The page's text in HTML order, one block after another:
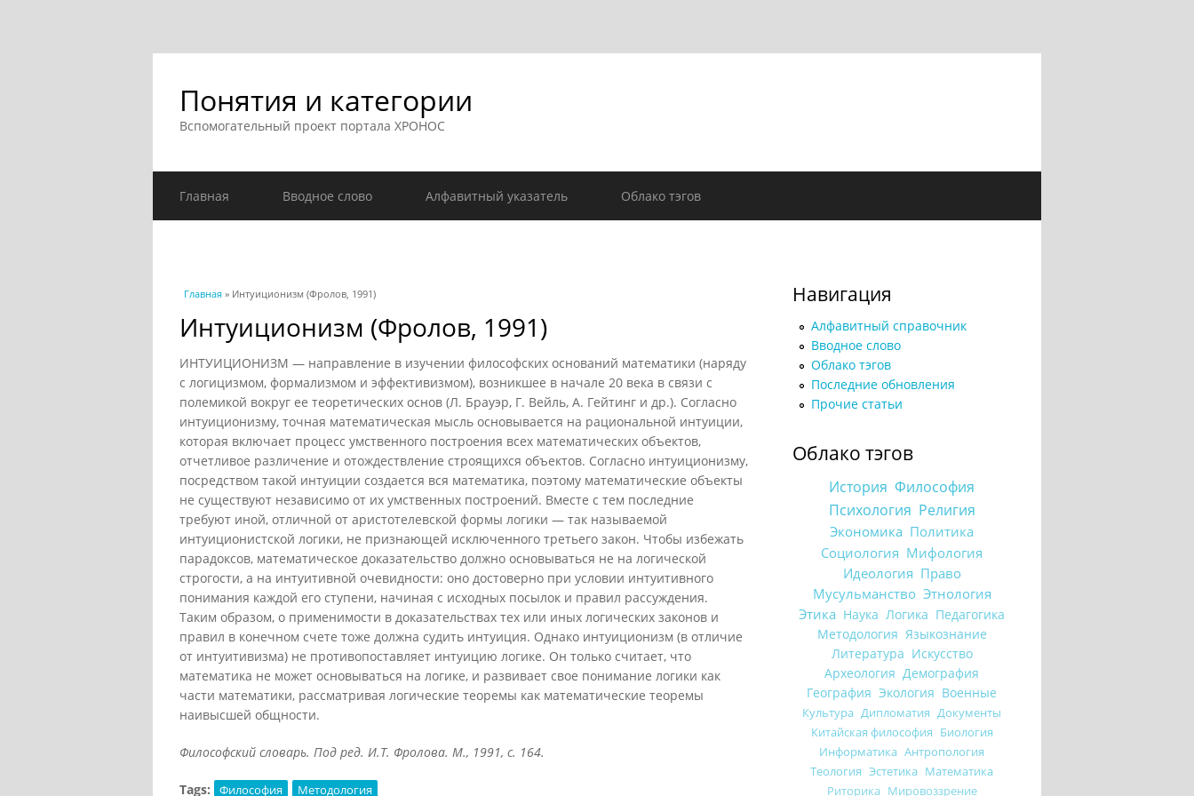
Понятия и категории
Вспомогательный проект портала ХРОНОС
Главная Вводное слово Алфавитный указатель Облако тэгов
Вы здесь
Главная » Интуиционизм (Фролов, 1991)
Интуиционизм (Фролов, 1991)
ИНТУИЦИОНИЗМ — направление в изучении философских оснований математики (наряду
с логицизмом, формализмом и эффективизмом), возникшее в начале 20 века в связи с
полемикой вокруг ее теоретических основ (Л. Брауэр, Г. Вейль, А. Гейтинг и др.). Согласно
интуиционизму, точная математическая мысль основывается на рациональной интуиции,
которая включает процесс умственного построения всех математических объектов,
отчетливое различение и отождествление строящихся объектов. Согласно интуиционизму,
посредством такой интуиции создается вся математика, поэтому математические объекты
не существуют независимо от их умственных построений. Вместе с тем последние
требуют иной, отличной от аристотелевской формы логики — так называемой
интуиционистской логики, не признающей исключенного третьего закон. Чтобы избежать
парадоксов, математическое доказательство должно основываться не на логической
строгости, а на интуитивной очевидности: оно достоверно при условии интуитивного
понимания каждой его ступени, начиная с исходных посылок и правил рассуждения.
Таким образом, о применимости в доказательствах тех или иных логических законов и
правил в конечном счете тоже должна судить интуиция. Однако интуиционизм (в отличие
от интуитивизма) не противопоставляет интуицию логике. Он только считает, что
математика не может основываться на логике, и развивает свое понимание логики как
части математики, рассматривая логические теоремы как математические теоремы
наивысшей общности.
Философский словарь. Под ред. И.Т. Фролова. М., 1991, с. 164.
Tags: Философия Методология
Навигация
Алфавитный справочник
Вводное слово
Облако тэгов
Последние обновления
Прочие статьи
Облако тэгов
История Философия
Психология Религия
Экономика Политика
Социология Мифология
Идеология Право
Мусульманство Этнология
Этика Наука Логика Педагогика
Методология Языкознание
Литература Искусство
Археология Демография
География Экология Военные
Культура Дипломатия Документы
Китайская философия Биология
Информатика Антропология
Теология Эстетика Математика
Риторика Мировоззрение